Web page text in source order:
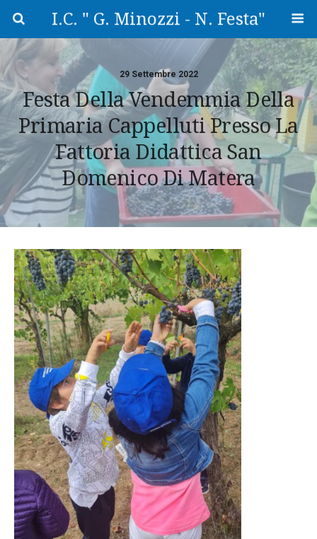
I.C. " G. Minozzi - N. Festa"
29 Settembre 2022
Festa Della Vendemmia Della
Primaria Cappelluti Presso La
Fattoria Didattica San
Domenico Di Matera